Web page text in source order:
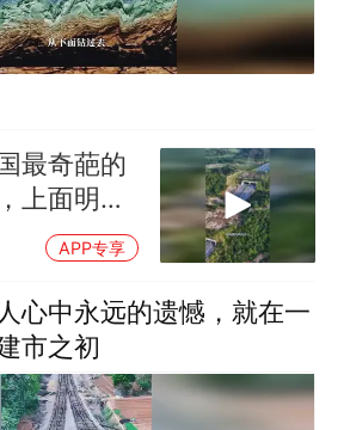
最奇葩的
上面明明
APP专享
心中永远的遗憾，就在一
市之初